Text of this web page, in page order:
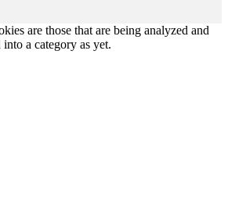
are those that are being analyzed and
a category as yet.